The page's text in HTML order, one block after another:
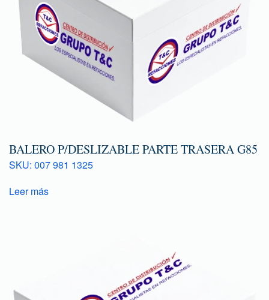
BALERO P/DESLIZABLE PARTE TRASERA G85
SKU: 007 981 1325
Leer más